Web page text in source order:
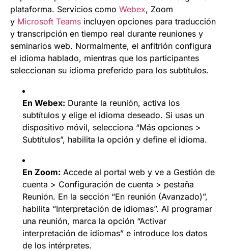
plataforma. Servicios como Webex, Zoom
y Microsoft Teams incluyen opciones para traducción
y transcripción en tiempo real durante reuniones y
seminarios web. Normalmente, el anfitrión configura
el idioma hablado, mientras que los participantes
seleccionan su idioma preferido para los subtítulos.
En Webex: Durante la reunión, activa los
subtítulos y elige el idioma deseado. Si usas un
dispositivo móvil, selecciona “Más opciones >
Subtítulos”, habilita la opción y define el idioma.
En Zoom: Accede al portal web y ve a Gestión de
cuenta > Configuración de cuenta > pestaña
Reunión. En la sección “En reunión (Avanzado)”,
habilita “Interpretación de idiomas”. Al programar
una reunión, marca la opción “Activar
interpretación de idiomas” e introduce los datos
de los intérpretes.